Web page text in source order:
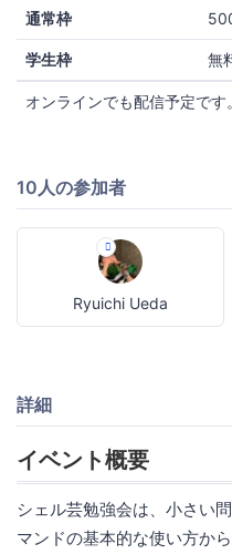
通常枠
学生枠 無
オンラインでも配信予定です。
10人の参加者
Ryuichi Ueda
詳細
イベント概要
シェル芸勉強会は、小さい
マンドの基本的な使い方か